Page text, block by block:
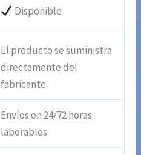
Disponible
El producto se suministra
directamente del
fabricante
Envíos en 24/72 horas
laborables